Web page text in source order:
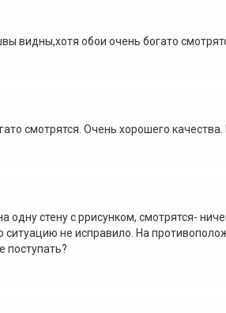
видны,хотя обои очень богато
смотрятся. Очень хорошего
одну стену с ррисунком, смотрятся-
ситуацию не исправило. На
поступать?